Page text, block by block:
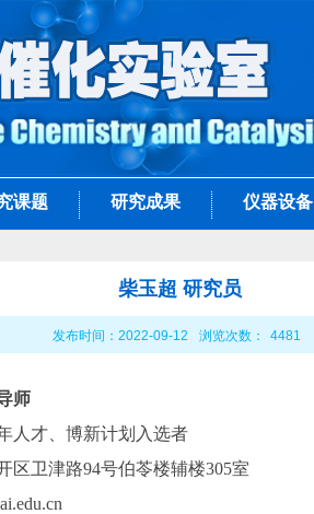
课题 研究成果 仪器设备
柴玉超 研究员
发布时间：2022-09-12 浏览次数： 4481
师
人才、博新计划入选者
区卫津路94号伯苓楼辅楼305室